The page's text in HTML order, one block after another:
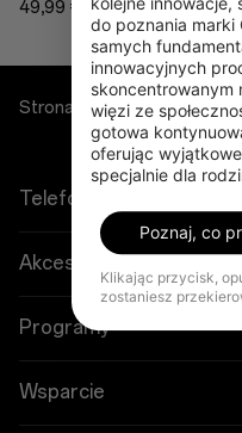
49,99 €
Strona główna Lifestyle
Telefony
OnePlus 15
OnePlus 15R
Akcesoria
Tablet
Programy
Połącz swoje urządzenia
Wsparcie
do poznania marki
samych
innowacyjnych
skoncentrowanym
więzi ze
gotowa
oferując
specjalnie dla
Poznaj, co
Klikając przycisk,
zostaniesz